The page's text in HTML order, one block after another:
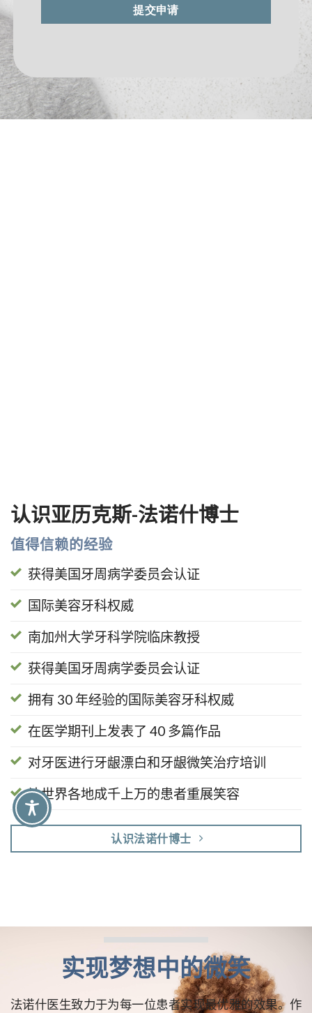
认识亚历克斯-法诺什博士
值得信赖的经验
获得美国牙周病学委员会认证
国际美容牙科权威
南加州大学牙科学院临床教授
获得美国牙周病学委员会认证
拥有 30 年经验的国际美容牙科权威
在医学期刊上发表了 40 多篇作品
对牙医进行牙龈漂白和牙龈微笑治疗培训
让世界各地成千上万的患者重展笑容
认识法诺什博士
实现梦想中的微笑
法诺什医生致力于为每一位患者实现最优雅的效果。作